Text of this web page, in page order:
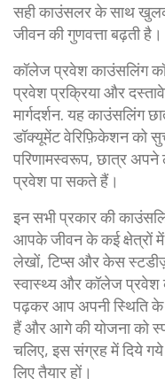
सही काउंसलर के साथ
जीवन की गुणवत्ता बढ़ती है।
कॉलेज प्रवेश काउंसलिंग
प्रवेश प्रक्रिया और
मार्गदर्शन. यह काउंसलिंग
डॉक्यूमेंट वेरिफ़िकेशन को
परिणामस्वरूप, छात्र
प्रवेश पा सकते हैं।
इन सभी प्रकार की
आपके जीवन के कई क्षेत्रों
लेखों, टिप्स और केस स्टडीज़
स्वास्थ्य और कॉलेज प्रवेश
पढ़कर आप अपनी स्थिति
हैं और आगे की योजना को
चलिए, इस संग्रह में दिये
लिए तैयार हों।